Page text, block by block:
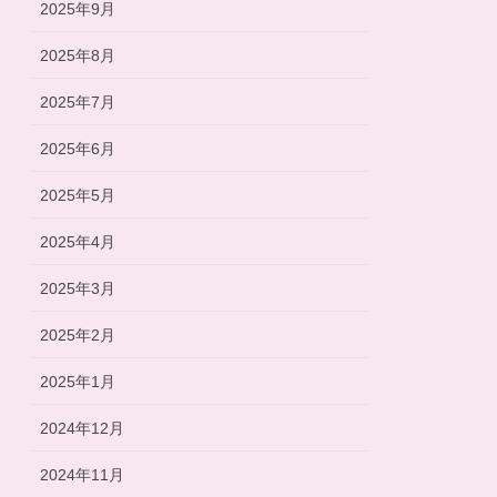
2025年9月
2025年8月
2025年7月
2025年6月
2025年5月
2025年4月
2025年3月
2025年2月
2025年1月
2024年12月
2024年11月